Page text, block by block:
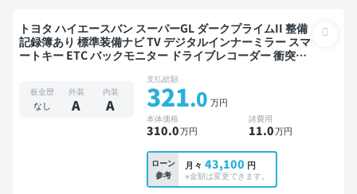
トヨタ ハイエースバン スーパーGL ダークプライムII 整備
記録簿あり 標準装備ナビ TV デジタルインナーミラー スマ
ートキー ETC バックモニター ドライブレコーダー 衝突軽
板金歴
なし
外装
A
内装
A
支払総額
321.0 万円
本体価格
310.0万円
諸費用
11.0万円
ローン
参考
月々 43,100 円
※金額は変更できます。